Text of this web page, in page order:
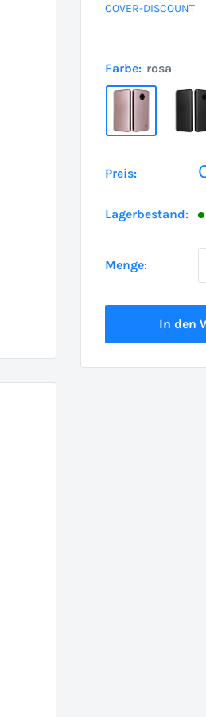
COVER-DISCOUNT
Farbe: rosa
Preis:
Lagerbestand:
Menge:
In den